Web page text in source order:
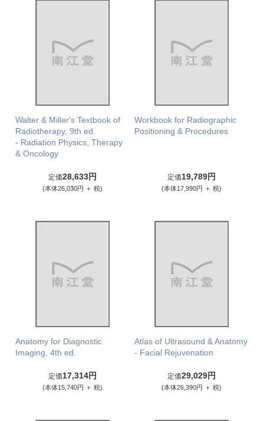
Walter & Miller's Textbook of
Radiotherapy, 9th ed.
- Radiation Physics, Therapy
& Oncology
定価28,633円
(本体26,030円 ＋ 税)
Workbook for Radiographic
Positioning & Procedures
定価19,789円
(本体17,990円 ＋ 税)
Anatomy for Diagnostic
Imaging, 4th ed.
定価17,314円
(本体15,740円 ＋ 税)
Atlas of Ultrasound & Anatomy
- Facial Rejuvenation
定価29,029円
(本体26,390円 ＋ 税)